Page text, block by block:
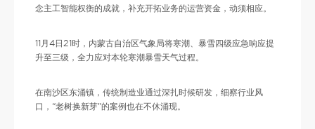
念主工智能权衡的成就，补充开拓业务的运营资金，动须相应。
11月4日21时，内蒙古自治区气象局将寒潮、暴雪四级应急响应提
升至三级，全力应对本轮寒潮暴雪天气过程。
在南沙区东涌镇，传统制造业通过深扎时候研发，细察行业风
口，“老树换新芽”的案例也在不休涌现。